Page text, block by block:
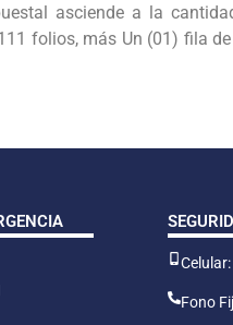
asciende a la
folios, más Un (01) fila
Fono